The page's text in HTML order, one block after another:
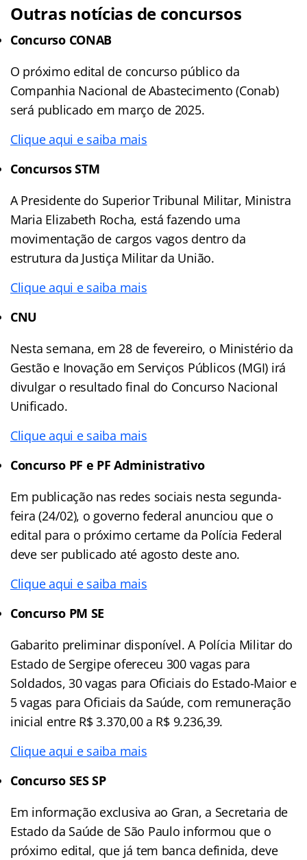
Outras notícias de concursos
Concurso CONAB
O próximo edital de concurso público da
Companhia Nacional de Abastecimento (Conab)
será publicado em março de 2025.
Clique aqui e saiba mais
Concursos STM
A Presidente do Superior Tribunal Militar, Ministra
Maria Elizabeth Rocha, está fazendo uma
movimentação de cargos vagos dentro da
estrutura da Justiça Militar da União.
Clique aqui e saiba mais
CNU
Nesta semana, em 28 de fevereiro, o Ministério da
Gestão e Inovação em Serviços Públicos (MGI) irá
divulgar o resultado final do Concurso Nacional
Unificado.
Clique aqui e saiba mais
Concurso PF e PF Administrativo
Em publicação nas redes sociais nesta segunda-
feira (24/02), o governo federal anunciou que o
edital para o próximo certame da Polícia Federal
deve ser publicado até agosto deste ano.
Clique aqui e saiba mais
Concurso PM SE
Gabarito preliminar disponível. A Polícia Militar do
Estado de Sergipe ofereceu 300 vagas para
Soldados, 30 vagas para Oficiais do Estado-Maior e
5 vagas para Oficiais da Saúde, com remuneração
inicial entre R$ 3.370,00 a R$ 9.236,39.
Clique aqui e saiba mais
Concurso SES SP
Em informação exclusiva ao Gran, a Secretaria de
Estado da Saúde de São Paulo informou que o
próximo edital, que já tem banca definida, deve